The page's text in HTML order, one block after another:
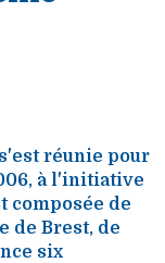
réunie pour
à l'initiative
composée de
de Brest, de
six